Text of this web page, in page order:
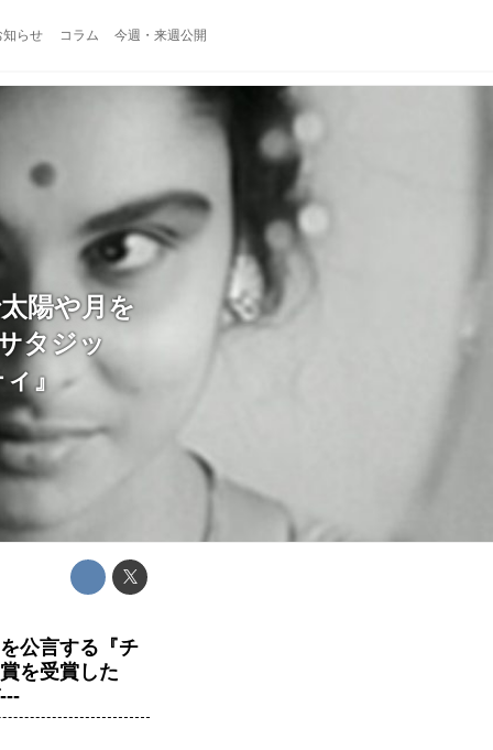
知らせ コラム 今週・来週公開
陽や月を
タジッ
ィ』
公言する『チ
を受賞した